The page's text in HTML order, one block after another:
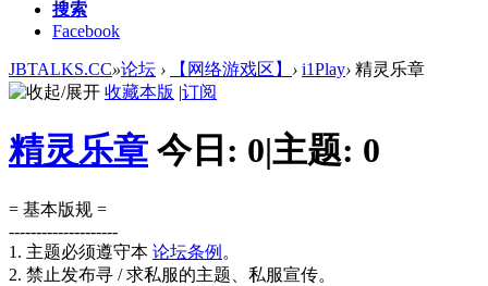
搜索
Facebook
JBTALKS.CC»论坛 › 【网络游戏区】 › i1Play› 精灵乐章
收藏本版 |订阅
精灵乐章 今日: 0|主题: 0
= 基本版规 =
--------------------
1. 主题必须遵守本 论坛条例 。
2. 禁止发布寻 / 求私服的主题、私服宣传。